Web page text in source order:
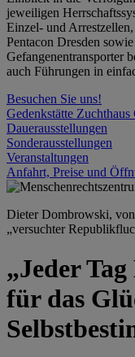
jeweiligen
Einzel- und
Pentacon Dresden
Gefangenentransporter
auch Führungen in
Besuchen Sie uns!
Gedenkstätte Zuchthaus
Dauerausstellungen
Sonderausstellungen
Veranstaltungen
Anfahrt, Preise und
Dieter Dombrowski,
„versuchter
„Jeder
für das